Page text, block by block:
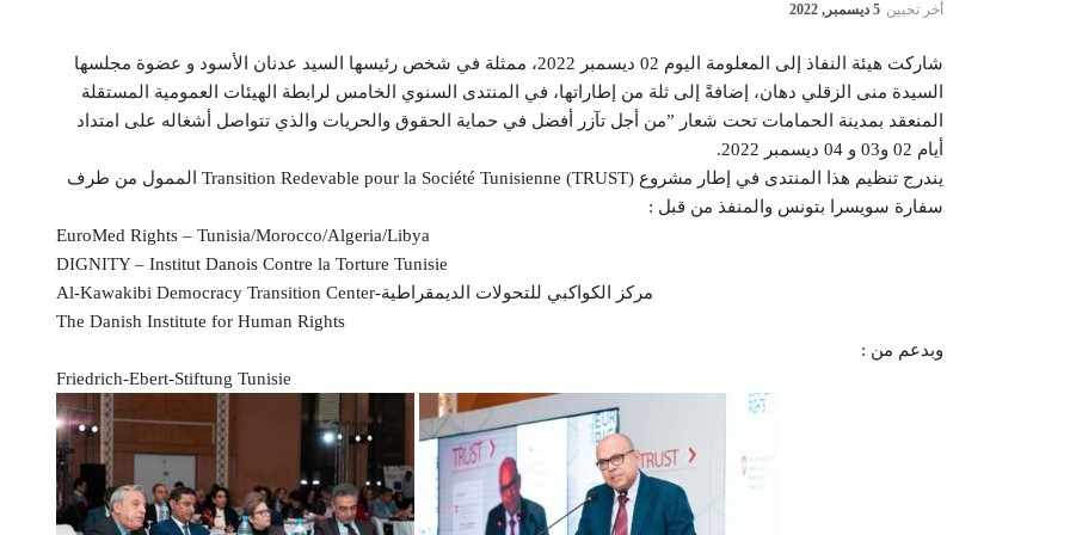
أخر تحيين 5 ديسمبر, 2022
شاركت هيئة النفاذ إلى المعلومة اليوم 02 ديسمبر 2022، ممثلة في شخص رئيسها السيد عدنان الأسود و عضوة مجلسها
السيدة منى الزقلي دهان، إضافةً إلى ثلة من إطاراتها، في المنتدى السنوي الخامس لرابطة الهيئات العمومية المستقلة
المنعقد بمدينة الحمامات تحت شعار ”من أجل تآزر أفضل في حماية الحقوق والحريات والذي تتواصل أشغاله على امتداد
أيام 02 و03 و 04 ديسمبر 2022.
يندرج تنظيم هذا المنتدى في إطار مشروع Transition Redevable pour la Société Tunisienne (TRUST) الممول من طرف
سفارة سويسرا بتونس والمنفذ من قبل :
EuroMed Rights – Tunisia/Morocco/Algeria/Libya
DIGNITY – Institut Danois Contre la Torture Tunisie
Al-Kawakibi Democracy Transition Center-مركز الكواكبي للتحولات الديمقراطية
The Danish Institute for Human Rights
وبدعم من :
Friedrich-Ebert-Stiftung Tunisie